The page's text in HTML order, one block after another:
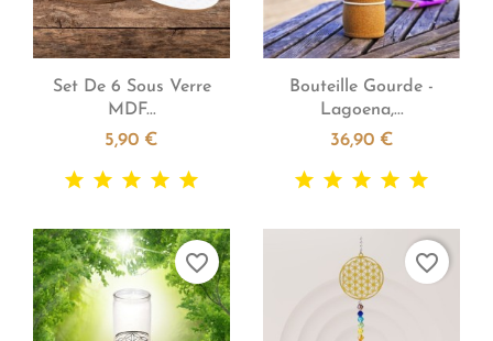
Aperçu rapide
Set De 6 Sous Verre
MDF...
5,90 €
Aperçu rapide
Bouteille Gourde -
Lagoena,...
36,90 €
favorite_border favorite_border